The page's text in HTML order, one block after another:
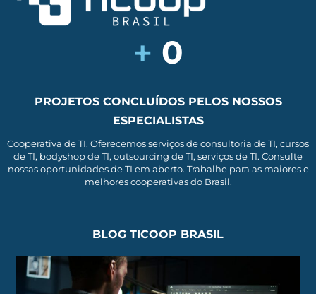
+ 0
PROJETOS CONCLUÍDOS PELOS NOSSOS
ESPECIALISTAS
Cooperativa de TI. Oferecemos serviços de consultoria de TI, cursos
de TI, bodyshop de TI, outsourcing de TI, serviços de TI. Consulte
nossas oportunidades de TI em aberto. Trabalhe para as maiores e
melhores cooperativas do Brasil.
BLOG TICOOP BRASIL